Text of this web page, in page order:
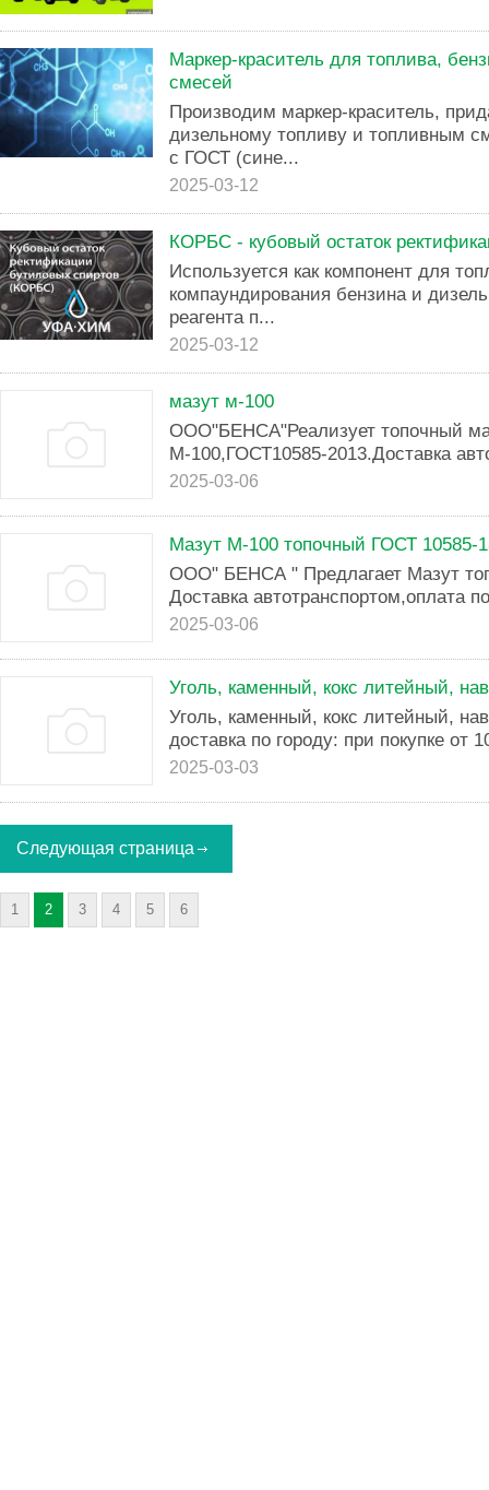
Маркер-краситель для топлива,
смесей
Производим маркер-краситель,
дизельному топливу и топливным
с ГОСТ (сине...
2025-03-12
КОРБС - кубовый остаток
Используется как компонент для
компаундирования бензина и
реагента п...
2025-03-12
мазут м-100
ООО"БЕНСА"Реализует топочный
М-100,ГОСТ10585-2013.Доставка
2025-03-06
Мазут М-100 топочный ГОСТ 10585-
ООО" БЕНСА " Предлагает Мазут
Доставка автотранспортом,оплата
2025-03-06
Уголь, каменный, кокс литейный,
Уголь, каменный, кокс литейный,
доставка по городу: при покупке от
2025-03-03
Следующая страница
1 2 3 4 5 6